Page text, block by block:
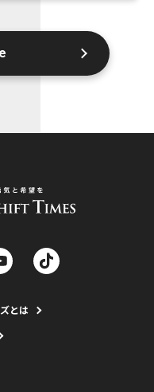
とは